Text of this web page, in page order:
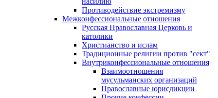
Противодействие экстремизму
Межконфессиональные отношения
Русская Православная Церковь и
католики
Христианство и ислам
Традиционные религии против "сект"
Внутриконфессиональные отношения
Взаимоотношения
мусульманских организаций
Православные юрисдикции